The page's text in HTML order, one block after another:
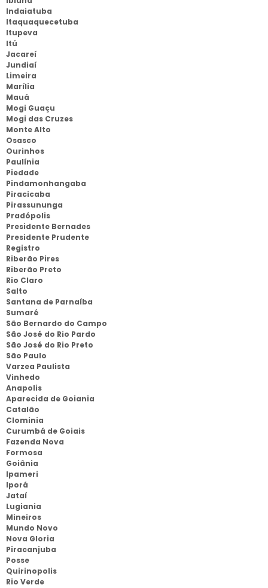
Indaiatuba
Itaquaquecetuba
Itupeva
Itú
Jacareí
Jundiaí
Limeira
Marília
Mauá
Mogi Guaçu
Mogi das Cruzes
Monte Alto
Osasco
Ourinhos
Paulínia
Piedade
Pindamonhangaba
Piracicaba
Pirassununga
Pradópolis
Presidente Bernades
Presidente Prudente
Registro
Riberão Pires
Riberão Preto
Rio Claro
Salto
Santana de Parnaíba
Sumaré
São Bernardo do Campo
São José do Rio Pardo
São José do Rio Preto
São Paulo
Varzea Paulista
Vinhedo
Anapolis
Aparecida de Goiania
Catalão
Clominia
Curumbá de Goiais
Fazenda Nova
Formosa
Goiânia
Ipameri
Iporá
Jataí
Lugiania
Mineiros
Mundo Novo
Nova Gloria
Piracanjuba
Posse
Quirinopolis
Rio Verde